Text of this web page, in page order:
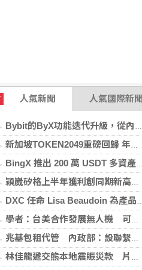
人氣新聞 人氣國際新聞
Bybit的ByX功能迭代升級，從內容平台全面進化為社交交易樞紐，新增多項特色功能
新加坡TOKEN2049重磅回歸 年度行業頂級盛會再度啟幕
BingX 推出 200 萬 USDT 多資產交易活動，聚焦當前最受關注的市場趨勢
穎崴矽格上半年獲利創同期新高 AI先進製程需求帶動
DXC 任命 Lisa Beaudoin 為產品總監，以加速產品導向型增長
學者：台美合作發展無人機 可降對中依賴強化嚇阻
兆基包租代管 內政部：設聯繫諮詢窗口統一受理
林佳龍遞交熊本地震賑災款 片山和之：患難見真情